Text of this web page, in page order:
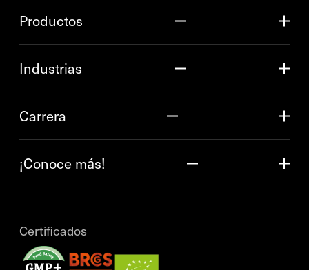
Productos
Industrias
Carrera
¡Conoce más!
Certificados